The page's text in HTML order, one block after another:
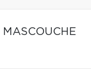
MASCOUCHE